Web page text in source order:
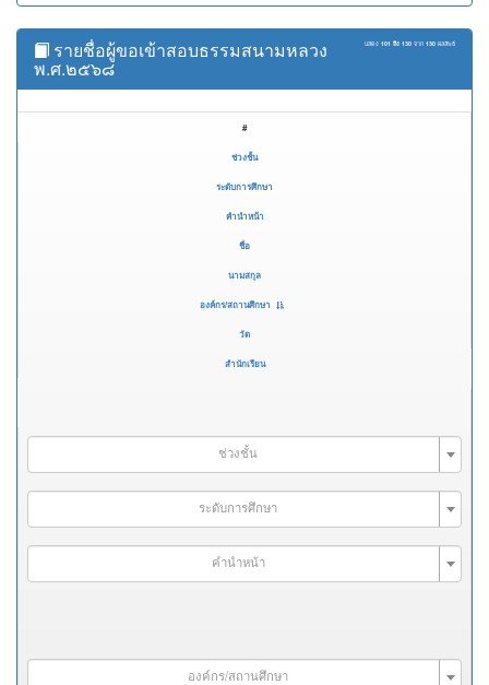
แสดง 101 ถึง 130 จาก 130 ผลลัพธ์
รายชื่อผู้ขอเข้าสอบธรรมสนามหลวง
พ.ศ.๒๕๖๘
#
ช่วงชั้น
ระดับการศึกษา
คำนำหน้า
ชื่อ
นามสกุล
องค์กร/สถานศึกษา
วัด
สำนักเรียน
ช่วงชั้น
ระดับการศึกษา
คำนำหน้า
องค์กร/สถานศึกษา